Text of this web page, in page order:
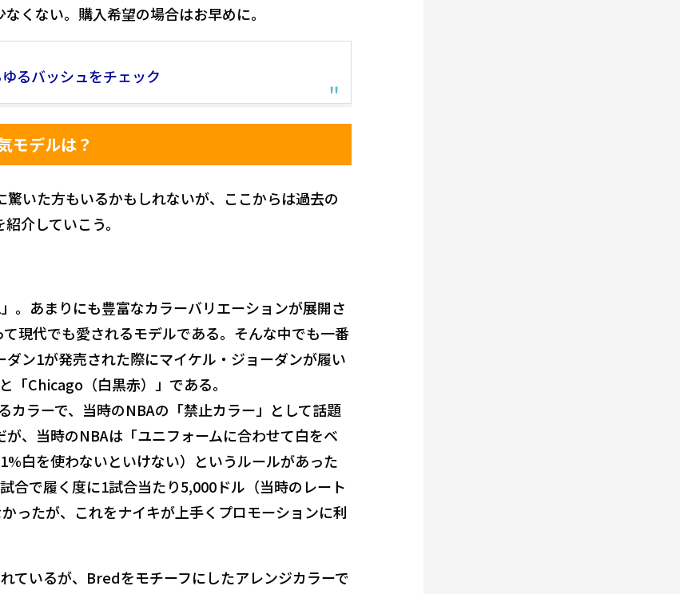
くない。購入希望の場合はお早めに。
るバッシュをチェック
モデルは？
いた方もいるかもしれないが、ここからは過去の
介していこう。
。あまりにも豊富なカラーバリエーションが展開さ
現代でも愛されるモデルである。そんな中でも一番
ン1が発売された際にマイケル・ジョーダンが履い
Chicago（白黒赤）」である。
カラーで、当時のNBAの「禁止カラー」として話題
、当時のNBAは「ユニフォームに合わせて白をベ
白を使わないといけない）というルールがあった
合で履く度に1試合当たり5,000ドル（当時のレート
ったが、これをナイキが上手くプロモーションに利
ているが、Bredをモチーフにしたアレンジカラーで